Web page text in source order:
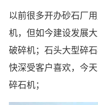
以前很多开办砂石厂
机，但如今建设发展
破碎机；石头大型碎
快深受客户喜欢，今
碎石机；